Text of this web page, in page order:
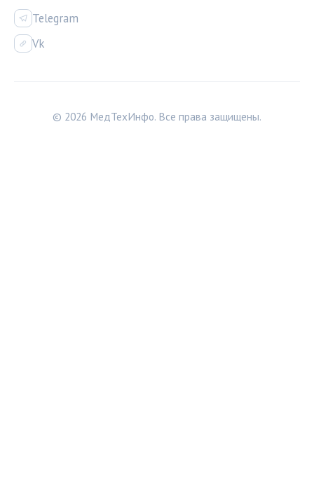
Telegram
Vk
© 2026 МедТехИнфо. Все права защищены.